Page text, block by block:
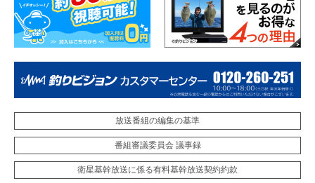
放送番組の編集の基準
番組審議委員会 議事録
衛星基幹放送に係る有料基幹放送契約約款